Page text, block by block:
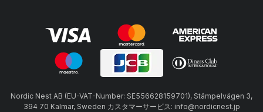
Nordic Nest AB (EU-VAT-Number: SE556628159701), Stämpelvägen 3,
394 70 Kalmar, Sweden カスタマーサービス: info@nordicnest.jp